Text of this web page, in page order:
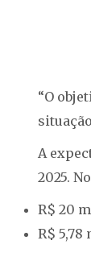
“O
A
2025.
R$ 20
R$